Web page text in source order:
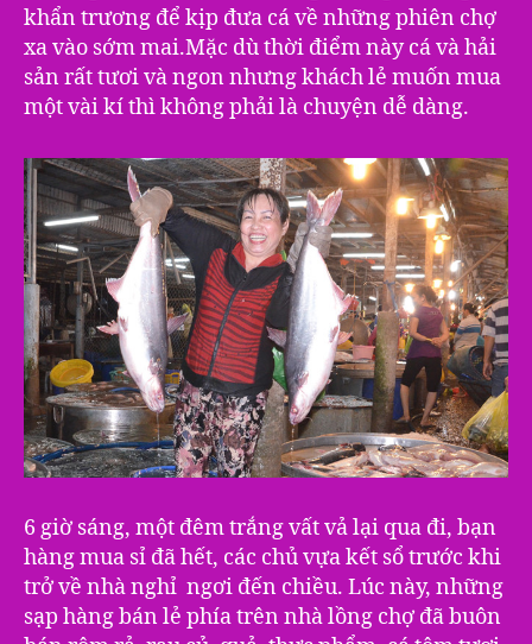
khẩn trương để kịp đưa cá về những phiên chợ
xa vào sớm mai.Mặc dù thời điểm này cá và hải
sản rất tươi và ngon nhưng khách lẻ muốn mua
một vài kí thì không phải là chuyện dễ dàng.
6 giờ sáng, một đêm trắng vất vả lại qua đi, bạn
hàng mua sỉ đã hết, các chủ vựa kết sổ trước khi
trở về nhà nghỉ ngơi đến chiều. Lúc này, những
sạp hàng bán lẻ phía trên nhà lồng chợ đã buôn